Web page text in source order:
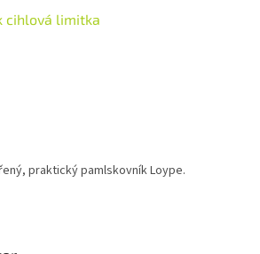
cihlová limitka
praktický pamlskovník Loype.